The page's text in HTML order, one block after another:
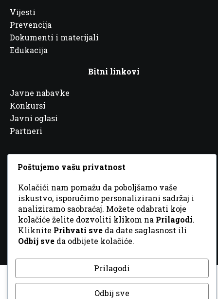
Vijesti
Prevencija
Dokumenti i materijali
Edukacija
Bitni linkovi
Javne nabavke
Konkursi
Javni oglasi
Partneri
© 2026 Sva prava zadržana. DizajnGordonDM
Poštujemo vašu privatnost
Kolačići nam pomažu da poboljšamo vaše
iskustvo, isporučimo personalizirani sadržaj i
analiziramo saobraćaj. Možete odabrati koje
kolačiće želite dozvoliti klikom na Prilagodi.
Kliknite Prihvati sve da date saglasnost ili
Odbij sve da odbijete kolačiće.
Prilagodi
Odbij sve